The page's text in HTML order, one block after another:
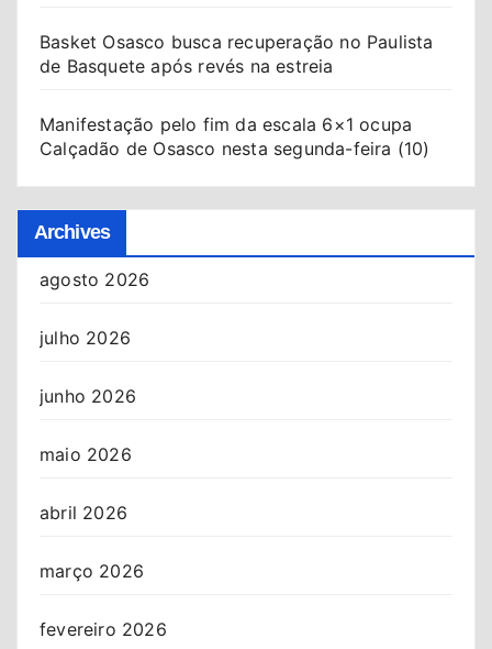
Basket Osasco busca recuperação no Paulista
de Basquete após revés na estreia
Manifestação pelo fim da escala 6×1 ocupa
Calçadão de Osasco nesta segunda-feira (10)
Archives
agosto 2026
julho 2026
junho 2026
maio 2026
abril 2026
março 2026
fevereiro 2026